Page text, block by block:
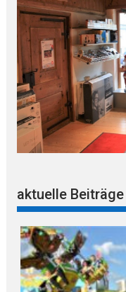
aktuelle Beiträge